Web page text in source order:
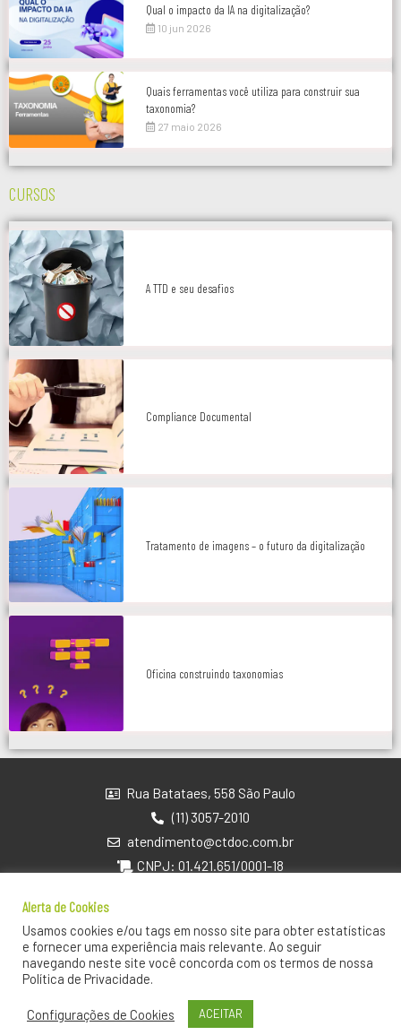
Qual o impacto da IA na digitalização?
10 jun 2026
Quais ferramentas você utiliza para construir sua
taxonomia?
27 maio 2026
CURSOS
A TTD e seu desafios
Compliance Documental
Tratamento de imagens – o futuro da digitalização
Oficina construindo taxonomias
Rua Batataes, 558 São Paulo
(11) 3057-2010
atendimento@ctdoc.com.br
CNPJ: 01.421.651/0001-18
Sobre Nós
Política de privacidade
Dúvidas Frequentes
Alerta de Cookies
Usamos cookies e/ou tags em nosso site para obter estatísticas
e fornecer uma experiência mais relevante. Ao seguir
navegando neste site você concorda com os termos de nossa
Política de Privacidade.
Configurações de Cookies ACEITAR